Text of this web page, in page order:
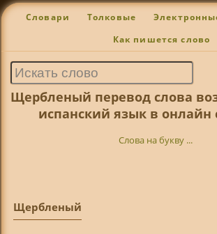
Словари Толковые
Как пишется слово
Щербленый перевод слова
испанский язык в онлайн
Слова на букву ...
Щербленый